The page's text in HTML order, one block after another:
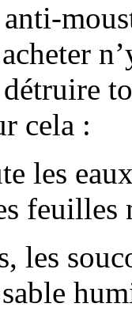
cela :
les
feuilles
les